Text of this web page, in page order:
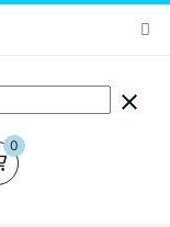
clear
0